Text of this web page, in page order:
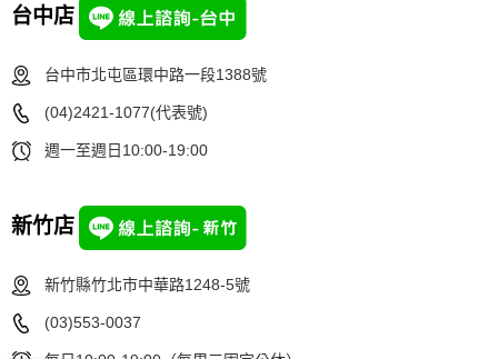
台中店
台中市北屯區環中路一段1388號
(04)2421-1077(代表號)
週一至週日10:00-19:00
新竹店
新竹縣竹北市中華路1248-5號
(03)553-0037